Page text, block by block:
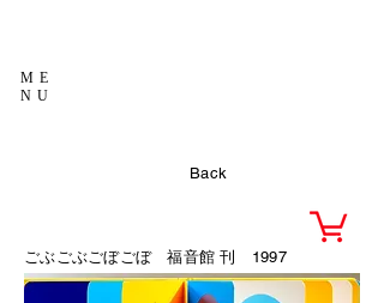
ME
NU
Back
ごぶごぶごぼごぼ福音館 刊 1997